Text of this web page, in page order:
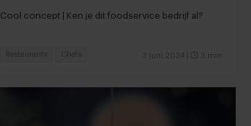
kruiden
Cool concept | Ken je dit foodservice bedrijf al?
3 juni 2024 3 min
Restaurants Chefs